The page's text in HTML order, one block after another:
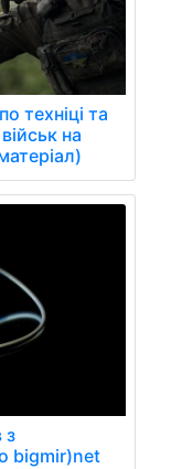
техніці та
на
з
bigmir)net